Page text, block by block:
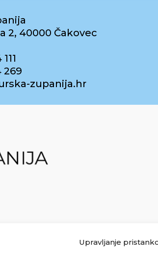
Upravljanje
2, 40000 Čakovec
269
zupanija.hr